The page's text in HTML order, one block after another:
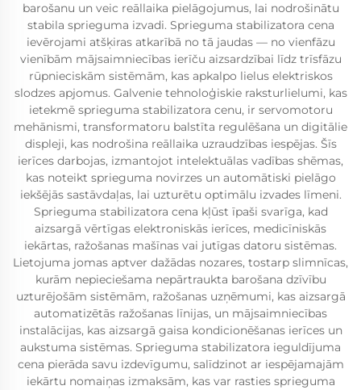
barošanu un veic reāllaika pielāgojumus, lai nodrošinātu
stabila sprieguma izvadi. Sprieguma stabilizatora cena
ievērojami atšķiras atkarībā no tā jaudas — no vienfāzu
vienībām mājsaimniecības ierīču aizsardzībai līdz trīsfāzu
rūpnieciskām sistēmām, kas apkalpo lielus elektriskos
slodzes apjomus. Galvenie tehnoloģiskie raksturlielumi, kas
ietekmē sprieguma stabilizatora cenu, ir servomotoru
mehānismi, transformatoru balstīta regulēšana un digitālie
displeji, kas nodrošina reāllaika uzraudzības iespējas. Šīs
ierīces darbojas, izmantojot intelektuālas vadības shēmas,
kas noteikt sprieguma novirzes un automātiski pielāgo
iekšējās sastāvdaļas, lai uzturētu optimālu izvades līmeni.
Sprieguma stabilizatora cena kļūst īpaši svarīga, kad
aizsargā vērtīgas elektroniskās ierīces, medicīniskās
iekārtas, ražošanas mašīnas vai jutīgas datoru sistēmas.
Lietojuma jomas aptver dažādas nozares, tostarp slimnīcas,
kurām nepieciešama nepārtraukta barošana dzīvību
uzturējošām sistēmām, ražošanas uzņēmumi, kas aizsargā
automatizētās ražošanas līnijas, un mājsaimniecības
instalācijas, kas aizsargā gaisa kondicionēšanas ierīces un
aukstuma sistēmas. Sprieguma stabilizatora ieguldījuma
cena pierāda savu izdevīgumu, salīdzinot ar iespējamajām
iekārtu nomaiņas izmaksām, kas var rasties sprieguma